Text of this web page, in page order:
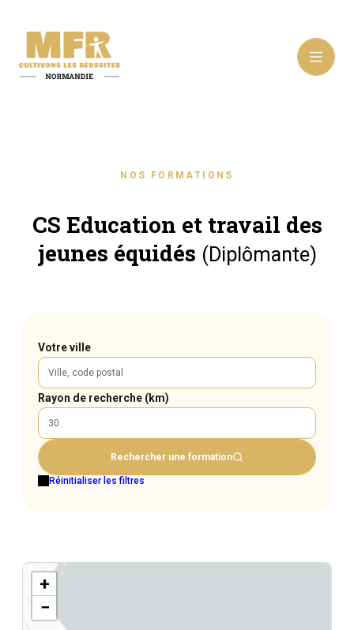
NOS FORMATIONS
CS Education et travail des
jeunes équidés (Diplômante)
Votre ville
Rayon de recherche (km)
Rechercher une formation
Réinitialiser les filtres
+
−